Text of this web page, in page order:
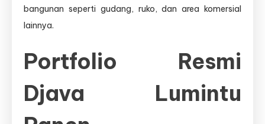
bangunan seperti gudang, ruko, dan area komersial
lainnya.
Portfolio Resmi
Djava Lumintu